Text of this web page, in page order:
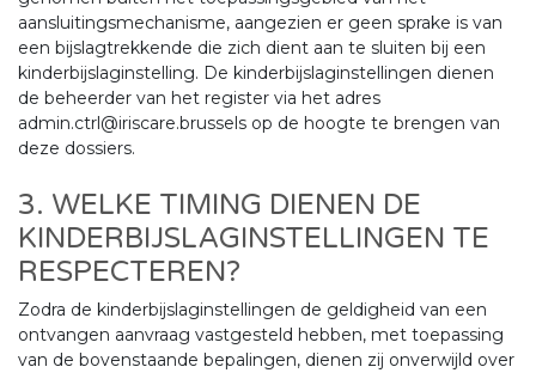
aansluitingsmechanisme, aangezien er geen sprake is van
een bijslagtrekkende die zich dient aan te sluiten bij een
kinderbijslaginstelling. De kinderbijslaginstellingen dienen
de beheerder van het register via het adres
admin.ctrl@iriscare.brussels op de hoogte te brengen van
deze dossiers.
3. WELKE TIMING DIENEN DE
KINDERBIJSLAGINSTELLINGEN TE
RESPECTEREN?
Zodra de kinderbijslaginstellingen de geldigheid van een
ontvangen aanvraag vastgesteld hebben, met toepassing
van de bovenstaande bepalingen, dienen zij onverwijld over